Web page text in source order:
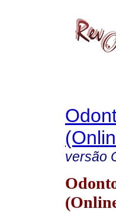
versão